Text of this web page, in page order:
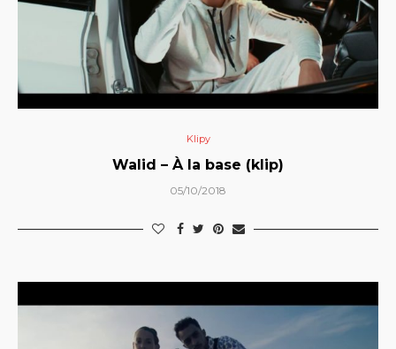
Klipy
Walid – À la base (klip)
05/10/2018